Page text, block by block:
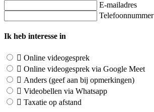
E-mailadres
Telefoonnummer
Ik heb interesse in
Online videogesprek
Online videogesprek via Google Meet
Anders (geef aan bij opmerkingen)
Videobellen via Whatsapp
Taxatie op afstand